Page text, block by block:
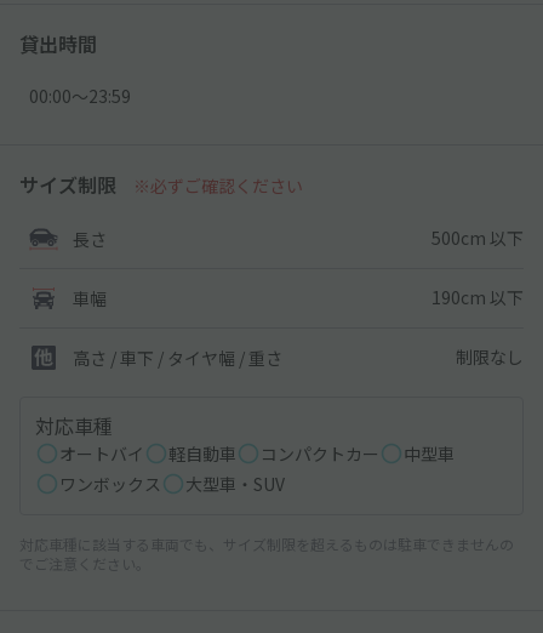
貸出時間
00:00〜23:59
サイズ制限 ※必ずご確認ください
長さ 500cm 以下
車幅 190cm 以下
高さ / 車下 / タイヤ幅 / 重さ 制限なし
対応車種
オートバイ 軽自動車 コンパクトカー
中型車
ワンボックス
大型車・SUV
対応車種に該当する車両でも、サイズ制限を超えるものは駐車できませんの
でご注意ください。